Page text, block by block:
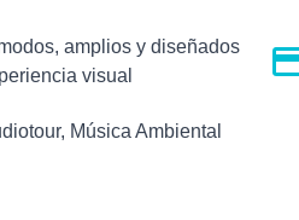
amplios y diseñados
visual
Música Ambiental